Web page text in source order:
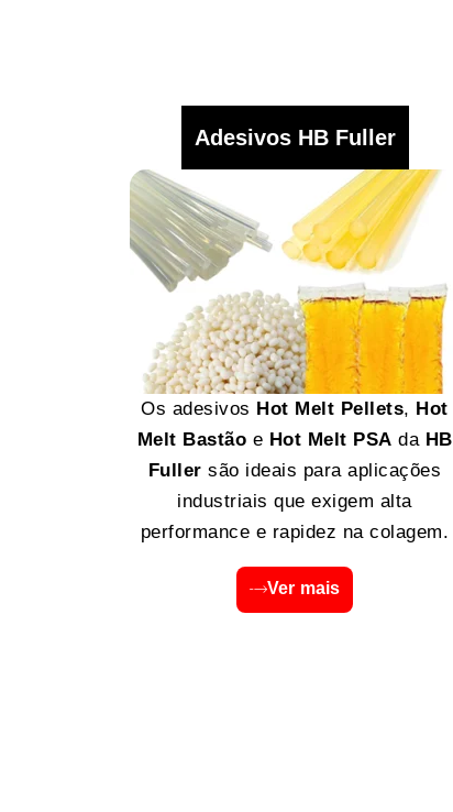
Adesivos HB Fuller
Os adesivos Hot Melt Pellets, Hot
Melt Bastão e Hot Melt PSA da HB
Fuller são ideais para aplicações
industriais que exigem alta
performance e rapidez na colagem.
Ver mais